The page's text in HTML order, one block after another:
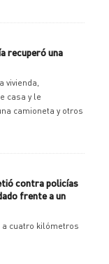
recuperó una
vivienda,
casa y le
camioneta y otros
contra policías
frente a un
a cuatro kilómetros